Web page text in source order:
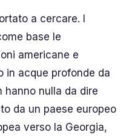
a cercare. I
base le
americane e
in acque profonde da
hanno nulla da dire
da un paese europeo
verso la Georgia,